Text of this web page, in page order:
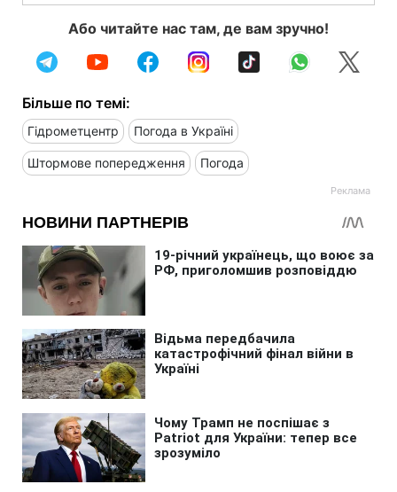
Або читайте нас там, де вам зручно!
Більше по темі:
Гідрометцентр Погода в Україні
Штормове попередження Погода